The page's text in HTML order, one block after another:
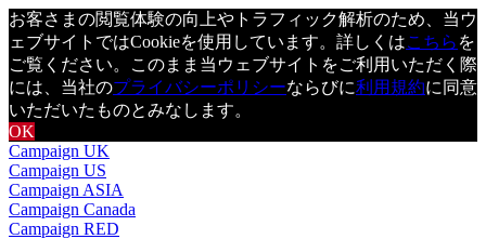
お客さまの閲覧体験の向上やトラフィック解析のため、当ウ
ェブサイトではCookieを使用しています。詳しくはこちら を
ご覧ください。このまま当ウェブサイトをご利用いただく際
には、当社のプライバシーポリシーならびに利用規約に同意
いただいたものとみなします。
OK
Campaign UK
Campaign US
Campaign ASIA
Campaign Canada
Campaign RED